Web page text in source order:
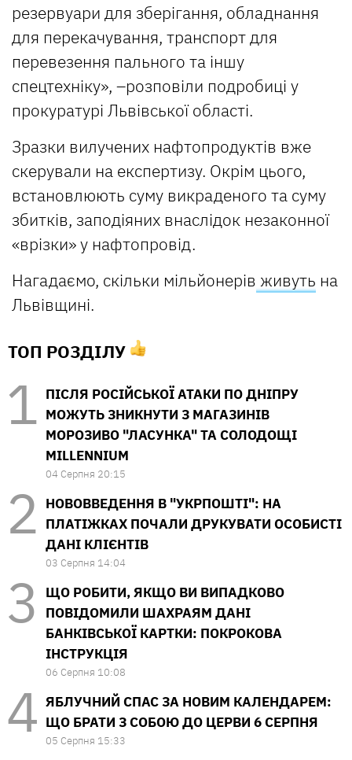
резервуари для зберігання, обладнання
для перекачування, транспорт для
перевезення пального та іншу
спецтехніку», –розповіли подробиці у
прокуратурі Львівської області.
Зразки вилучених нафтопродуктів вже
скерували на експертизу. Окрім цього,
встановлюють суму викраденого та суму
збитків, заподіяних внаслідок незаконної
«врізки» у нафтопровід.
Нагадаємо, скільки мільйонерів живуть на
Львівщині.
ТОП РОЗДІЛУ
ПІСЛЯ РОСІЙСЬКОЇ АТАКИ ПО ДНІПРУ
МОЖУТЬ ЗНИКНУТИ З МАГАЗИНІВ
МОРОЗИВО "ЛАСУНКА" ТА СОЛОДОЩІ
MILLENNIUM
04 Серпня 20:15
НОВОВВЕДЕННЯ В "УКРПОШТІ": НА
ПЛАТІЖКАХ ПОЧАЛИ ДРУКУВАТИ ОСОБИСТІ
ДАНІ КЛІЄНТІВ
03 Серпня 14:04
ЩО РОБИТИ, ЯКЩО ВИ ВИПАДКОВО
ПОВІДОМИЛИ ШАХРАЯМ ДАНІ
БАНКІВСЬКОЇ КАРТКИ: ПОКРОКОВА
ІНСТРУКЦІЯ
06 Серпня 10:08
ЯБЛУЧНИЙ СПАС ЗА НОВИМ КАЛЕНДАРЕМ:
ЩО БРАТИ З СОБОЮ ДО ЦЕРВИ 6 СЕРПНЯ
05 Серпня 15:33